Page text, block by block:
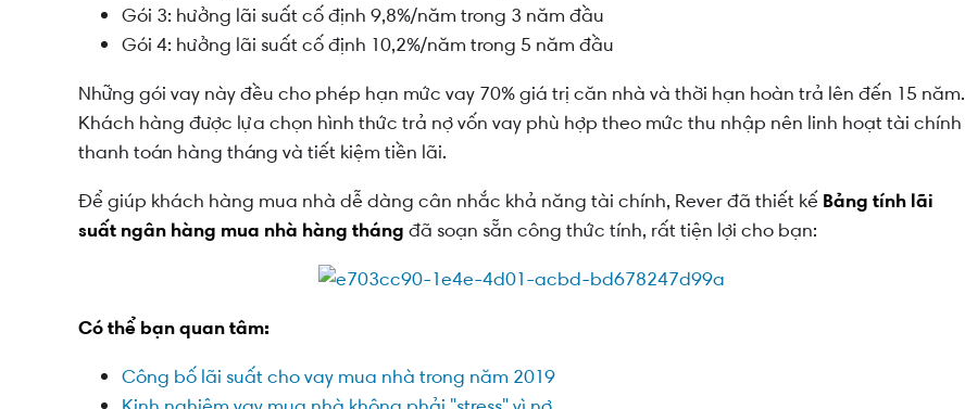
Gói 3: hưởng lãi suất cố định 9,8%/năm trong 3 năm đầu
Gói 4: hưởng lãi suất cố định 10,2%/năm trong 5 năm đầu
Những gói vay này đều cho phép hạn mức vay 70% giá trị căn nhà và thời hạn hoàn trả lên đến 15 năm.
Khách hàng được lựa chọn hình thức trả nợ vốn vay phù hợp theo mức thu nhập nên linh hoạt tài chính
thanh toán hàng tháng và tiết kiệm tiền lãi.
Để giúp khách hàng mua nhà dễ dàng cân nhắc khả năng tài chính, Rever đã thiết kế Bảng tính lãi
suất ngân hàng mua nhà hàng tháng đã soạn sẵn công thức tính, rất tiện lợi cho bạn:
Có thể bạn quan tâm:
Công bố lãi suất cho vay mua nhà trong năm 2019